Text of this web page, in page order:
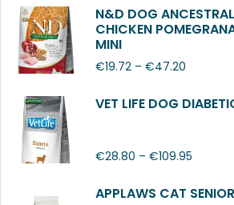
N&D DOG
CHICKEN
MINI
€19.72 – €47.20
VET LIFE DOG
€28.80 – €109.95
APPLAWS CAT